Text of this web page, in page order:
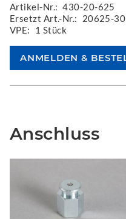
Artikel-Nr.: 430-20-625
Ersetzt Art.-Nr.:
20625-30
VPE:
1 Stück
Anschluss